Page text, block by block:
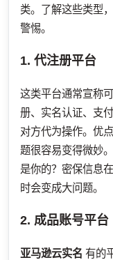
类。了解这些类型
警惕。
1. 代注册平台
这类平台通常宣称
册、实名认证、支
对方代为操作。优
题很容易变得微妙
是你的？密保信息
时会变成大问题。
2. 成品账号平台
亚马逊云实名 有的